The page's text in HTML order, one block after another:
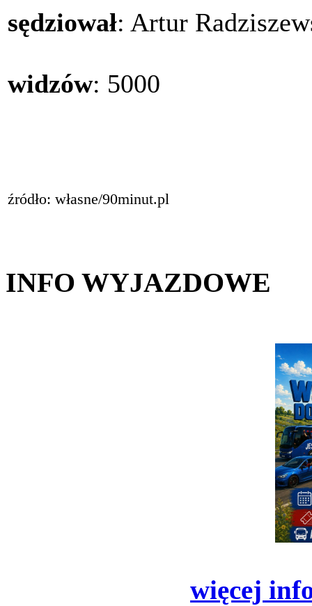
sędziował: Artur
widzów: 5000
źródło: własne/90minut.pl
INFO WYJAZDOWE
więcej